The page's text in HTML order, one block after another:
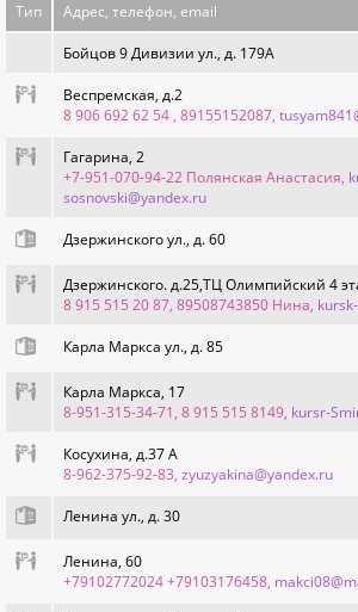
Тип Адрес, телефон, email
Бойцов 9 Дивизии ул., д. 179А
Веспремская, д.2
8 906 692 62 54 , 89155152087,
Гагарина, 2
+7-951-070-94-22 Полянская Анастасия,
sosnovski@yandex.ru
Дзержинского ул., д. 60
Дзержинского. д.25,ТЦ Олимпийский 4
8 915 515 20 87, 89508743850 Нина,
Карла Маркса ул., д. 85
Карла Маркса, 17
8-951-315-34-71, 8 915 515 8149, kursr-
Косухина, д.37 А
8-962-375-92-83, zyuzyakina@yandex.ru
Ленина ул., д. 30
Ленина, 60
+79102772024 +79103176458,